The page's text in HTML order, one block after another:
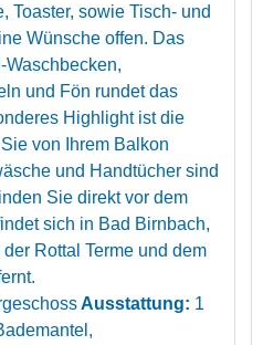
Toaster, sowie Tisch- und
Wünsche offen. Das
Waschbecken,
und Fön rundet das
Highlight ist die
von Ihrem Balkon
und Handtücher sind
Sie direkt vor dem
sich in Bad Birnbach,
Rottal Terme und dem
Ausstattung: 1